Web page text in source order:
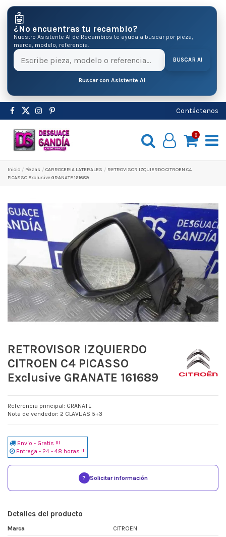
🤖
¿No encuentras tu recambio?
Nuestro Asistente AI de Recambios te ayuda a buscar por pieza,
marca, modelo, referencia.
BUSCAR AI
Buscar con Asistente AI
Contáctenos
0
Inicio Pіezas CARROCERIA LATERALES
RETROVISOR IZQUIERDO CITROEN C4
PICASSO Exclusive GRANATE 161689
RETROVISOR IZQUIERDO
CITROEN C4 PICASSO
Exclusive GRANATE 161689
Referencia principal: GRANATE
Nota de vendedor: 2 CLAVIJAS 5+3
Envio - Gratis !!!
Entrega - 24 - 48 horas !!!
? Solicitar información
Detalles del producto
Marca CITROEN